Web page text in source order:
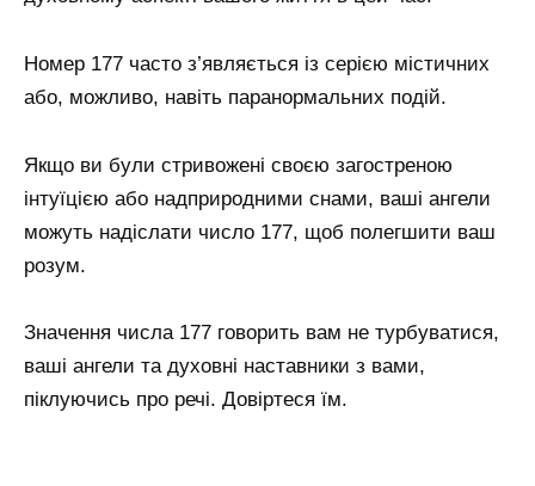
Номер 177 часто з’являється із серією містичних
або, можливо, навіть паранормальних подій.
Якщо ви були стривожені своєю загостреною
інтуїцією або надприродними снами, ваші ангели
можуть надіслати число 177, щоб полегшити ваш
розум.
Значення числа 177 говорить вам не турбуватися,
ваші ангели та духовні наставники з вами,
піклуючись про речі. Довіртеся їм.